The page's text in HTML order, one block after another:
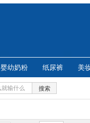
婴幼奶粉 纸尿裤 美
搜索